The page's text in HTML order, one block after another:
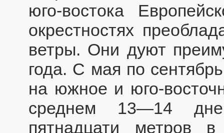
юго-востока
окрестностях
ветры. Они дуют
года. С мая по
на южное и юго-
среднем 13—14
пятнадцати метров